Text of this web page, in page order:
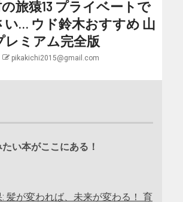
旅猿13 プライベートで
い… ウド鈴木おすすめ 山
レミアム完全版
pikakichi2015@gmail.com
い本がここにある！
髪が変われば、未来が変わる！ 育